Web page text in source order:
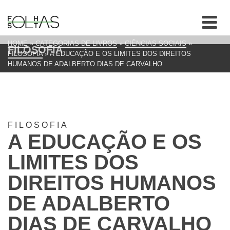
FILOSOFIA
HOME » CATEGORIAS DE LIVROS » CIÊNCIAS SOCIAIS »
FILOSOFIA » A EDUCAÇÃO E OS LIMITES DOS DIREITOS
HUMANOS DE ADALBERTO DIAS DE CARVALHO
FILOSOFIA
A EDUCAÇÃO E OS
LIMITES DOS
DIREITOS HUMANOS
DE ADALBERTO
DIAS DE CARVALHO